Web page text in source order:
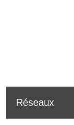
Réseaux